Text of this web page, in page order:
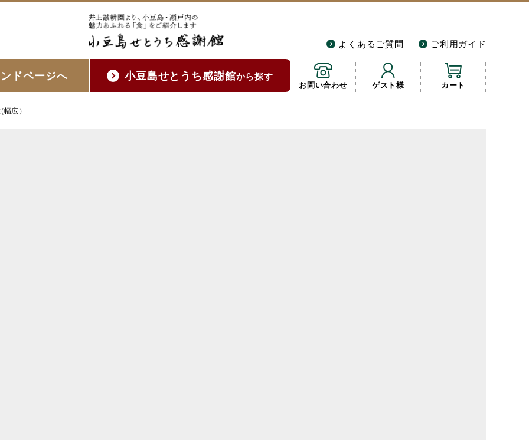
よくあるご質問 ご利用ガイド
ドページへ 小豆島せとうち感謝館から探す
お問い合わせ ゲスト様 カート
広）